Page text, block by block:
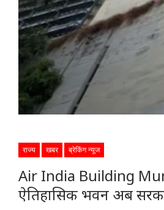
राज्य खबर ब्रेकिंग न्यूज
Air India Building
ऐतिहासिक भवन अब